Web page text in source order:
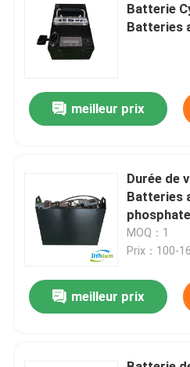
Au sujet de nous
Visite d'usine
Contrôle de qualité
batterie au lithium de
Lithium électrique Ion
Batterie de chariot
Batterie de camion de
Batterie
Batteries
meilleur prix
Durée de
Batteries
MOQ：1
Prix：100-
meilleur prix